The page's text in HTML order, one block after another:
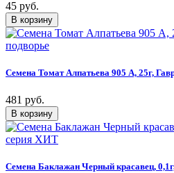
45 руб.
Семена Томат Алпатьева 905 А, 25г,
481 руб.
Семена Баклажан Черный красавец,